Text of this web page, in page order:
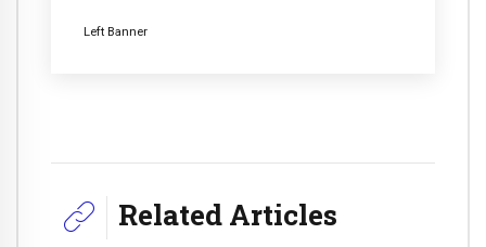
Left Banner
Related Articles